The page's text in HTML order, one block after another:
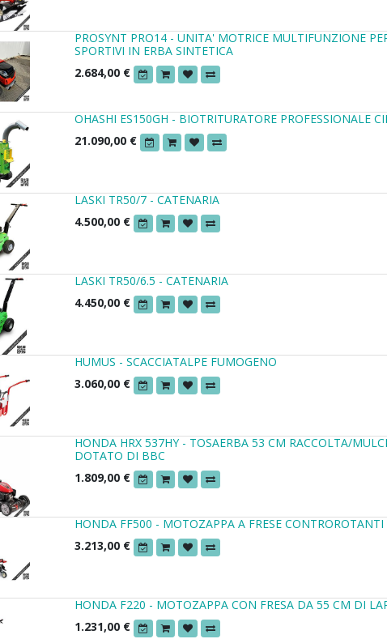
PROSYNT PRO14 - UNITA' MOTRICE MULTIFUNZIONE
SPORTIVI IN ERBA SINTETICA
2.684,00 €
OHASHI ES150GH - BIOTRITURATORE PROFESSIONALE
21.090,00 €
LASKI TR50/7 - CATENARIA
4.500,00 €
LASKI TR50/6.5 - CATENARIA
4.450,00 €
HUMUS - SCACCIATALPE FUMOGENO
3.060,00 €
HONDA HRX 537HY - TOSAERBA 53 CM RACCOLTA/
DOTATO DI BBC
1.809,00 €
HONDA FF500 - MOTOZAPPA A FRESE CONTROROTANTI
3.213,00 €
HONDA F220 - MOTOZAPPA CON FRESA DA 55 CM DI
1.231,00 €